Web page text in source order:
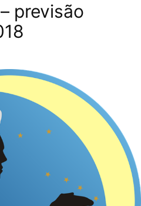
previsão